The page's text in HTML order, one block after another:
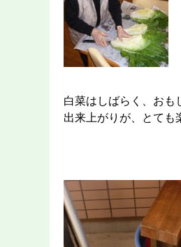
白菜はしばらく、おも
出来上がりが、とても